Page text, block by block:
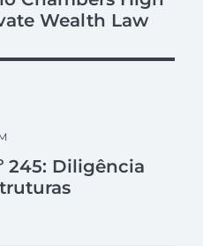
Wealth Law
245: Diligência